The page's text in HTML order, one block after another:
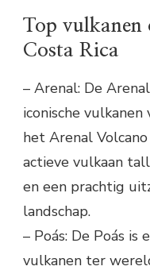
Top vulkanen
Costa Rica
– Arenal: De
iconische vulkanen
het Arenal
actieve vulkaan
en een prachtig
landschap.
– Poás: De Poás
vulkanen ter